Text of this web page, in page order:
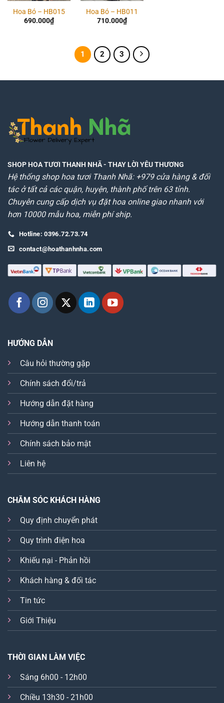
Hoa Bó – HB015
690.000₫
Hoa Bó – HB011
710.000₫
1 2 3
SHOP HOA TƯƠI THANH NHÃ- THAY LỜI YÊU THƯƠNG
Hệ thống shop hoa tươi Thanh Nhã: +979 cửa hàng & đối
tác ở tất cả các quận, huyện, thành phố trên 63 tỉnh.
Chuyên cung cấp dịch vụ đặt hoa online giao nhanh với
hơn 10000 mẫu hoa, miễn phí ship.
Hotline: 0396.72.73.74
contact@hoathanhnha.com
HƯỚNG DẪN
Câu hỏi thường gặp
Chính sách đổi/trả
Hướng dẫn đặt hàng
Hướng dẫn thanh toán
Chính sách bảo mật
Liên hệ
CHĂM SÓC KHÁCH HÀNG
Quy định chuyển phát
Quy trình điện hoa
Khiếu nại - Phản hồi
Khách hàng & đối tác
Tin tức
Giới Thiệu
THỜI GIAN LÀM VIỆC
Sáng 6h00 - 12h00
Chiều 13h30 - 21h00